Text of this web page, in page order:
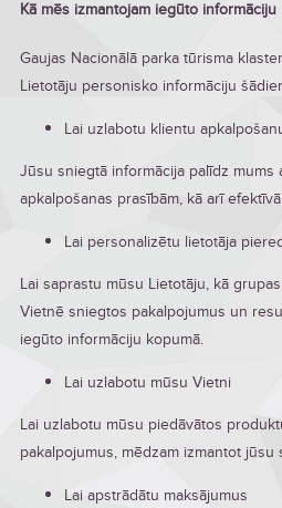
Kā mēs izmantojam iegūto informāciju
Gaujas Nacionālā parka tūrisma
Lietotāju personisko informāciju
Lai uzlabotu klientu
Jūsu sniegtā informācija palīdz mums
apkalpošanas prasībām, kā arī
Lai personalizētu lietotāja
Lai saprastu mūsu Lietotāju, kā
Vietnē sniegtos pakalpojumus un
iegūto informāciju kopumā.
Lai uzlabotu mūsu Vietni
Lai uzlabotu mūsu piedāvātos
pakalpojumus, mēdzam izmantot jūsu
Lai apstrādātu maksājumus